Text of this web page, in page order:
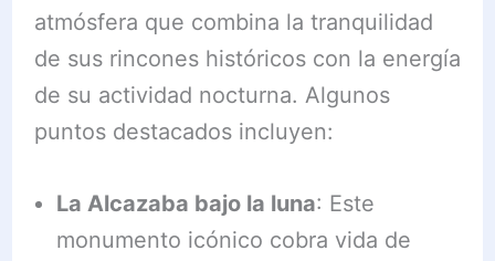
atmósfera que combina la tranquilidad
de sus rincones históricos con la energía
de su actividad nocturna. Algunos
puntos destacados incluyen:
La Alcazaba bajo la luna: Este
monumento icónico cobra vida de